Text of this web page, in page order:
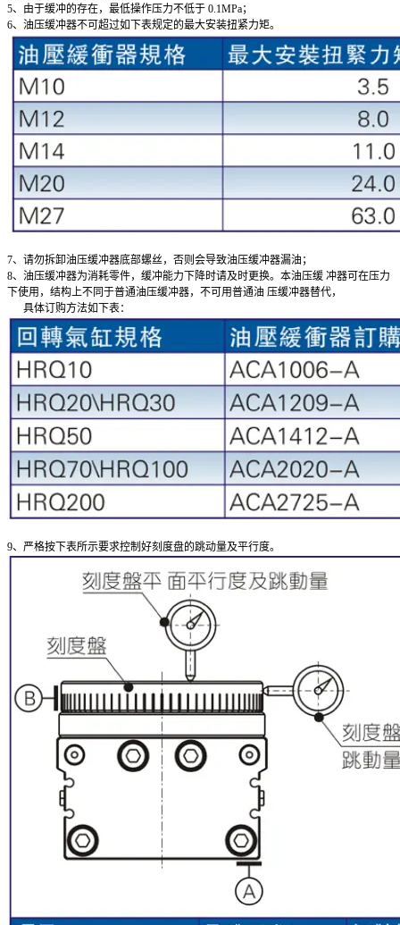
5、由于缓冲的存在，最低操作压力不低于 0.1MPa；
6、油压缓冲器不可超过如下表规定的最大安装扭紧力矩。
7、请勿拆卸油压缓冲器底部螺丝，否则会导致油压缓冲器漏油；
8、油压缓冲器为消耗零件，缓冲能力下降时请及时更换。本油压缓 冲器可在压力
下使用，结构上不同于普通油压缓冲器，不可用普通油 压缓冲器替代，
具体订购方法如下表：
9、严格按下表所示要求控制好刻度盘的跳动量及平行度。